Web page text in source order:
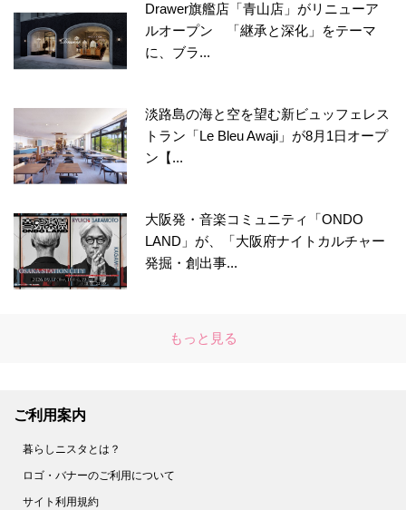
Drawer旗艦店「青山店」がリニューア
ルオープン 「継承と深化」をテーマ
に、ブラ...
淡路島の海と空を望む新ビュッフェレス
トラン「Le Bleu Awaji」が8月1日オープ
ン【...
大阪発・音楽コミュニティ「ONDO
LAND」が、「大阪府ナイトカルチャー
発掘・創出事...
もっと見る
ご利用案内
暮らしニスタとは？
ロゴ・バナーのご利用について
サイト利用規約